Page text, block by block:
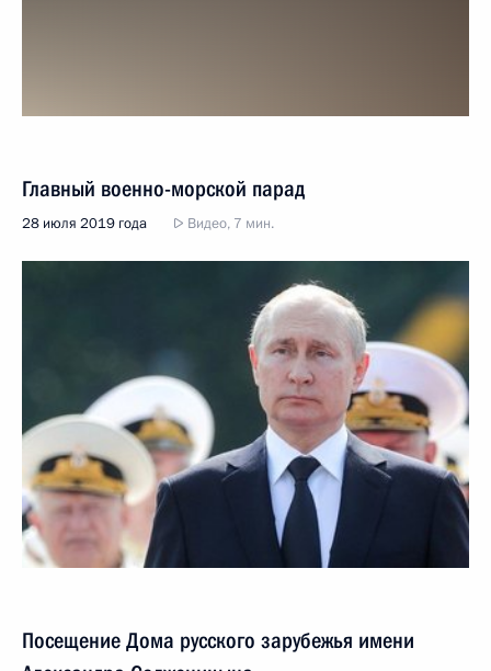
Главный военно-морской парад
28 июля 2019 года Видео, 7 мин.
Посещение Дома русского зарубежья имени